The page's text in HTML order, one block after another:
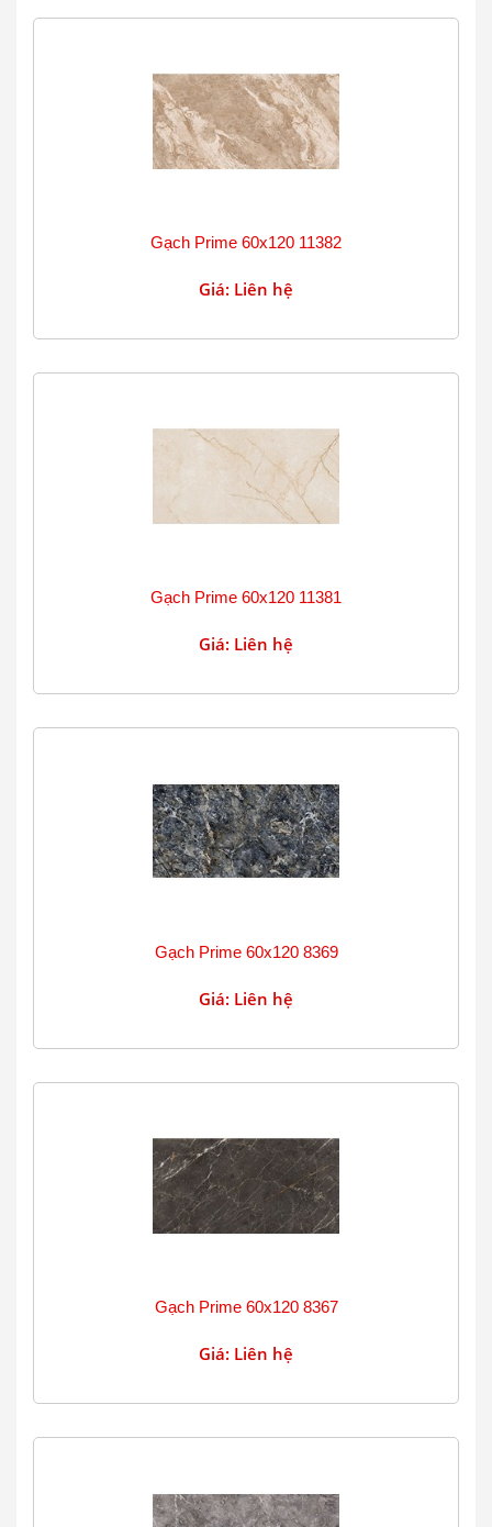
Gạch Prime 60x120 11382
Giá: Liên hệ
Gạch Prime 60x120 11381
Giá: Liên hệ
Gạch Prime 60x120 8369
Giá: Liên hệ
Gạch Prime 60x120 8367
Giá: Liên hệ